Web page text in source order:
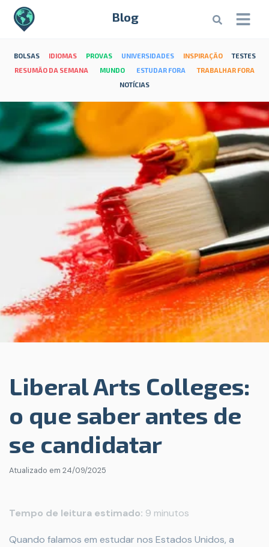
Blog
BOLSAS IDIOMAS PROVAS UNIVERSIDADES INSPIRAÇÃO
TESTES
RESUMÃO DA SEMANA
MUNDO ESTUDAR FORA
TRABALHAR FORA
NOTÍCIAS
Liberal Arts Colleges:
o que saber antes de
se candidatar
Atualizado em 24/09/2025
Tempo de leitura estimado: 9 minutos
Quando falamos em estudar nos Estados Unidos, a